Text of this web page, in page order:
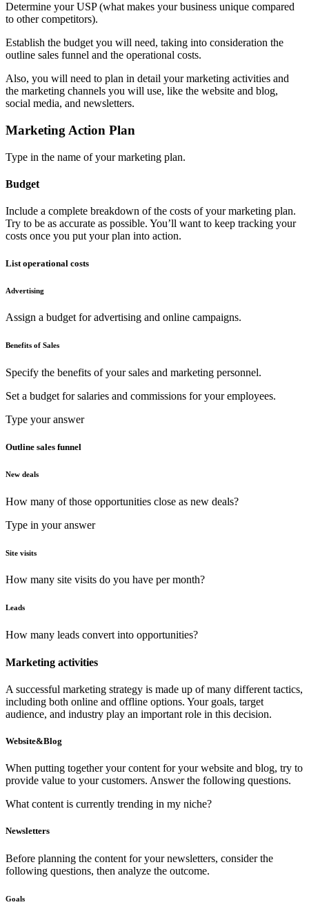
Determine your USP (what makes your business unique compared
to other competitors).
Establish the budget you will need, taking into consideration the
outline sales funnel and the operational costs.
Also, you will need to plan in detail your marketing activities and
the marketing channels you will use, like the website and blog,
social media, and newsletters.
Marketing Action Plan
Type in the name of your marketing plan.
Budget
Include a complete breakdown of the costs of your marketing plan.
Try to be as accurate as possible. You’ll want to keep tracking your
costs once you put your plan into action.
List operational costs
Advertising
Assign a budget for advertising and online campaigns.
Benefits of Sales
Specify the benefits of your sales and marketing personnel.
Set a budget for salaries and commissions for your employees.
Type your answer
Outline sales funnel
New deals
How many of those opportunities close as new deals?
Type in your answer
Site visits
How many site visits do you have per month?
Leads
How many leads convert into opportunities?
Marketing activities
A successful marketing strategy is made up of many different tactics,
including both online and offline options. Your goals, target
audience, and industry play an important role in this decision.
Website&Blog
When putting together your content for your website and blog, try to
provide value to your customers. Answer the following questions.
What content is currently trending in my niche?
Newsletters
Before planning the content for your newsletters, consider the
following questions, then analyze the outcome.
Goals